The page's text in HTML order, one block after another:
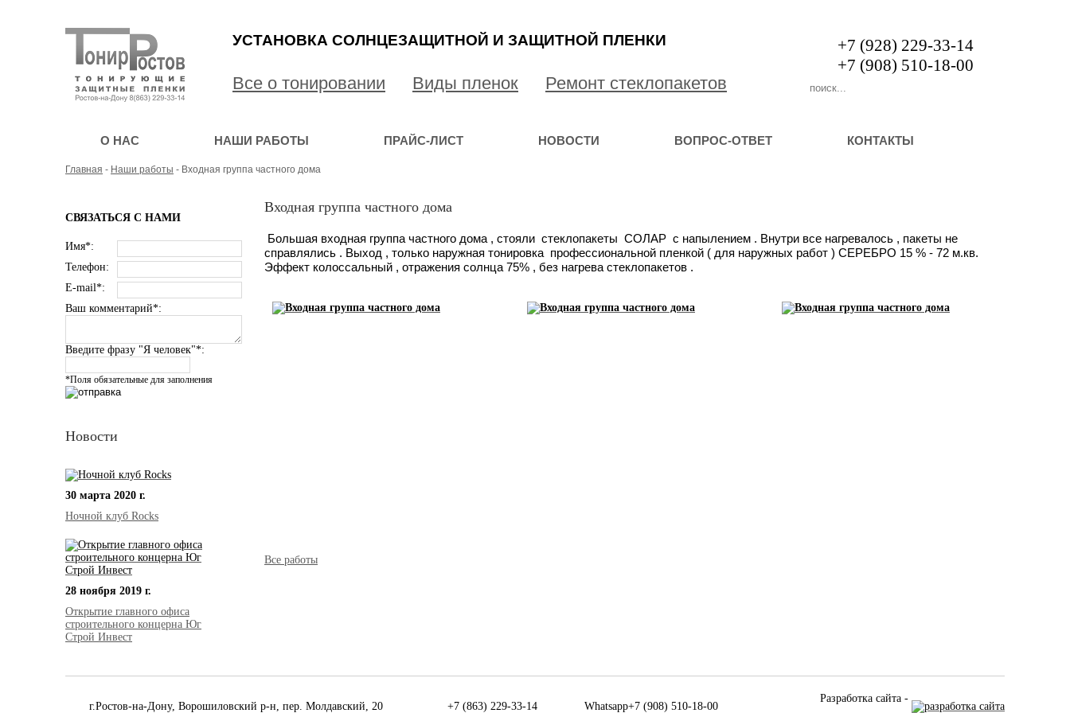
УСТАНОВКА СОЛНЦЕЗАЩИТНОЙ И ЗАЩИТНОЙ ПЛЕНКИ
Все о тонировании Виды пленок Ремонт стеклопакетов
+7 (928) 229-33-14
+7 (908) 510-18-00
О НАС НАШИ РАБОТЫ ПРАЙС-ЛИСТ НОВОСТИ ВОПРОС-ОТВЕТ КОНТАКТЫ
Главная - Наши работы - Входная группа частного дома
СВЯЗАТЬСЯ С НАМИ
Имя*:
Телефон:
E-mail*:
Ваш комментарий*:
Введите фразу "Я человек"*:
*Поля обязательные для заполнения
Новости
30 марта 2020 г.
Ночной клуб Rocks
28 ноября 2019 г.
Открытие главного офиса
строительного концерна Юг
Строй Инвест
Входная группа частного дома
Большая входная группа частного дома , стояли стеклопакеты СОЛАР с напылением . Внутри все нагревалось , пакеты не
справлялись . Выход , только наружная тонировка профессиональной пленкой ( для наружных работ ) СЕРЕБРО 15 % - 72 м.кв.
Эффект колоссальный , отражения солнца 75% , без нагрева стеклопакетов .
Все работы
г.Ростов-на-Дону, Ворошиловский р-н, пер. Молдавский, 20 +7 (863) 229-33-14 Whatsapp+7 (908) 510-18-00
Разработка сайта -